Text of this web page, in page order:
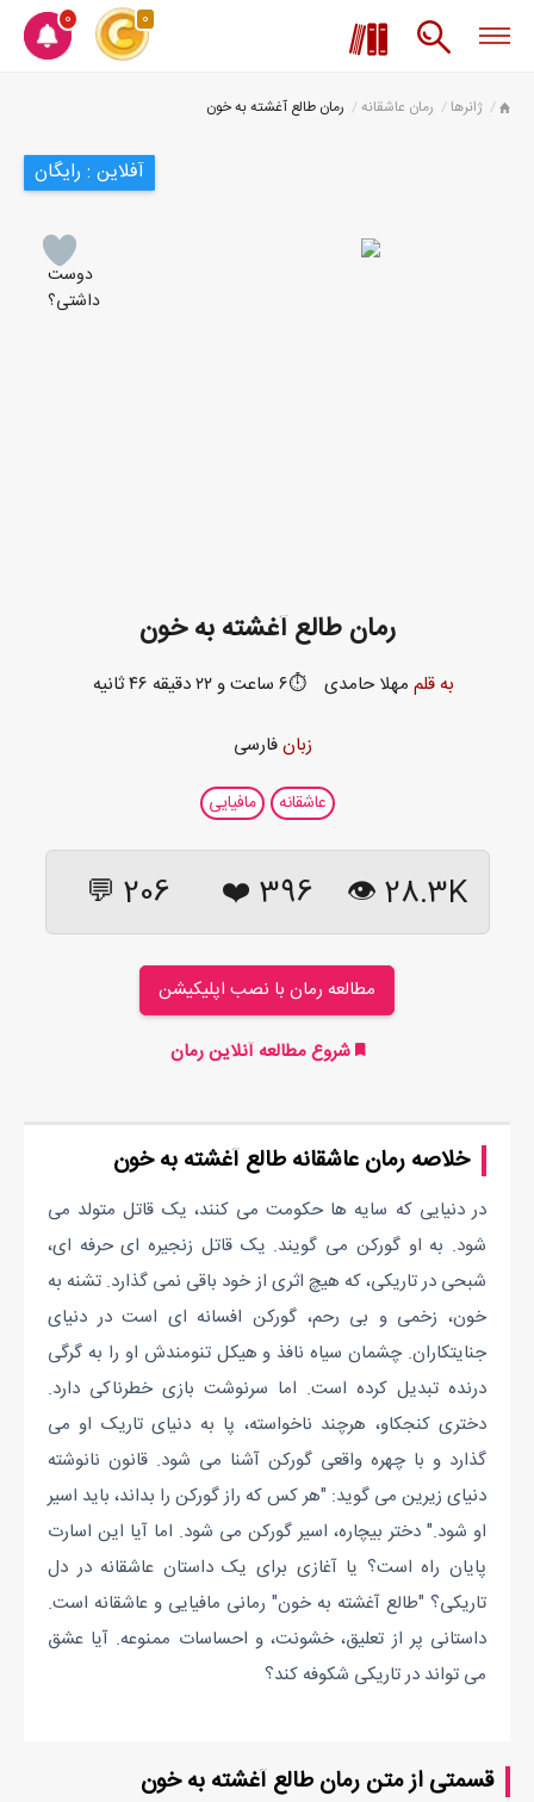
0 0
ژانرها رمان عاشقانه رمان طالع آغشته به خون
آفلاین : رایگان
دوست
داشتی؟
رمان طالع آغشته به خون
به قلم مهلا حامدی ⏱️۶ ساعت و ۲۲ دقیقه ۴۶ ثانیه
زبانفارسی
عاشقانه مافیایی
28.3K 👁
396
❤️
206 💬
مطالعه رمان با نصب اپلیکیشن
شروع مطالعه آنلاین رمان
خلاصه رمان عاشقانه طالع آغشته به خون
در دنیایی که سایه ها حکومت می کنند، یک قاتل متولد می
شود. به او گورکن می گویند. یک قاتل زنجیره ای حرفه ای،
شبحی در تاریکی، که هیچ اثری از خود باقی نمی گذارد. تشنه به
خون، زخمی و بی رحم، گورکن افسانه ای است در دنیای
جنایتکاران. چشمان سیاه نافذ و هیکل تنومندش او را به گرگی
درنده تبدیل کرده است. اما سرنوشت بازی خطرناکی دارد.
دختری کنجکاو، هرچند ناخواسته، پا به دنیای تاریک او می
گذارد و با چهره واقعی گورکن آشنا می شود. قانون نانوشته
دنیای زیرین می گوید: "هر کس که راز گورکن را بداند، باید اسیر
او شود." دختر بیچاره، اسیر گورکن می شود. اما آیا این اسارت
پایان راه است؟ یا آغازی برای یک داستان عاشقانه در دل
تاریکی؟ "طالع آغشته به خون" رمانی مافیایی و عاشقانه است.
داستانی پر از تعلیق، خشونت، و احساسات ممنوعه. آیا عشق
می تواند در تاریکی شکوفه کند؟
قسمتی از متن رمان طالع آغشته به خون